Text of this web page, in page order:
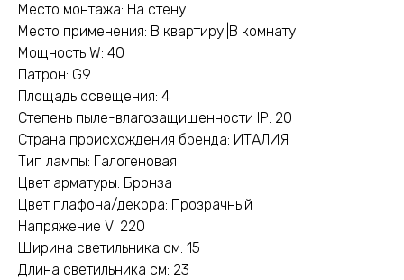
Место монтажа: На стену
Место применения: В квартиру||В комнату
Мощность W: 40
Патрон: G9
Площадь освещения: 4
Степень пыле-влагозащищенности IP: 20
Страна происхождения бренда: ИТАЛИЯ
Тип лампы: Галогеновая
Цвет арматуры: Бронза
Цвет плафона/декора: Прозрачный
Напряжение V: 220
Ширина светильника см: 15
Длина светильника см: 23